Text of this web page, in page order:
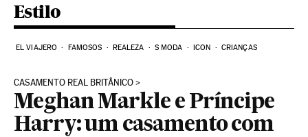
Estilo
EL VIAJERO FAMOSOS REALEZA S MODA ICON CRIANÇAS
CASAMENTO REAL BRITÂNICO
Meghan Markle e Príncipe
Harry: um casamento com